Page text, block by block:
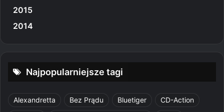
2015
2014
Najpopularniejsze tagi
Alexandretta Bez Prądu Bluetiger
CD-Action